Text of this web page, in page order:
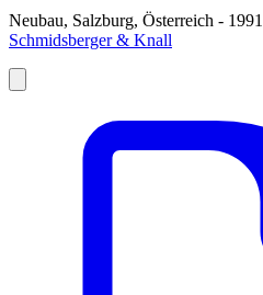
Neubau, Salzburg, Österreich - 1991
Schmidsberger & Knall